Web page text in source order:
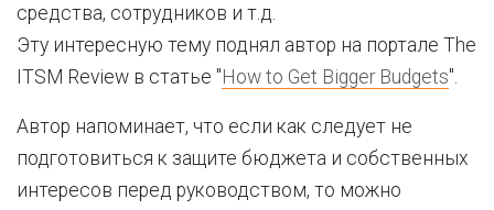
средства, сотрудников и т.д.
Эту интересную тему поднял автор на портале The
ITSM Review в статье " How to Get Bigger Budgets".
Автор напоминает, что если как следует не
подготовиться к защите бюджета и собственных
интересов перед руководством, то можно